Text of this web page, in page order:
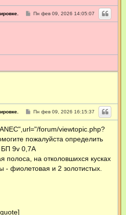
С
и
Пн фев 09, 2026 14:05:07
С
б
е
н
и
Пн фев 09, 2026 16:15:37
forum/viewtopic.php?
пожалуйста определить
БП 9v 0,7А
полоса, на отколовшихся кусках
- фиолетовая и 2 золотистых.